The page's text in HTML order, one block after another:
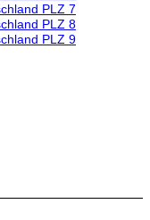
PLZ 7
PLZ 8
PLZ 9